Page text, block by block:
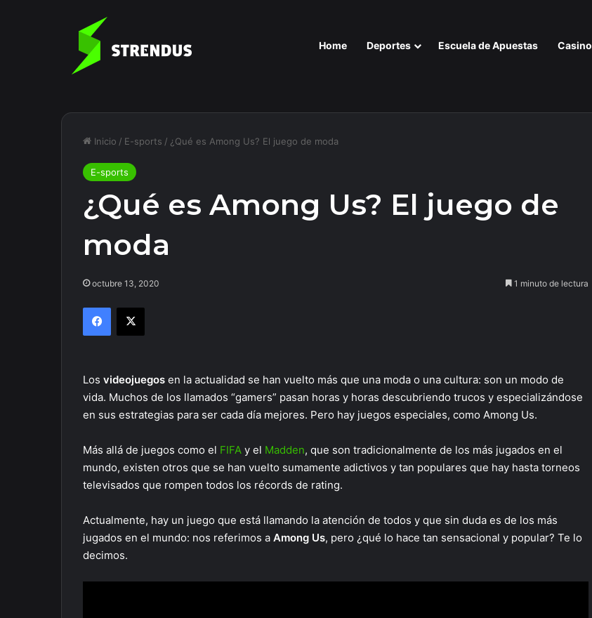
Home Deportes Escuela de Apuestas Casino
Inicio / E-sports / ¿Qué es Among Us? El juego de moda
E-sports
¿Qué es Among Us? El juego de
moda
octubre 13, 2020 1 minuto de lectura
Facebook
X
Los videojuegos en la actualidad se han vuelto más que una moda o una cultura: son un modo de
vida. Muchos de los llamados “gamers” pasan horas y horas descubriendo trucos y especializándose
en sus estrategias para ser cada día mejores. Pero hay juegos especiales, como Among Us.
Más allá de juegos como el FIFA y el Madden, que son tradicionalmente de los más jugados en el
mundo, existen otros que se han vuelto sumamente adictivos y tan populares que hay hasta torneos
televisados que rompen todos los récords de rating.
Actualmente, hay un juego que está llamando la atención de todos y que sin duda es de los más
jugados en el mundo: nos referimos a Among Us, pero ¿qué lo hace tan sensacional y popular? Te lo
decimos.